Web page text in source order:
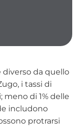
diverso da quello
i tassi di
di 1% delle
includono
protrarsi